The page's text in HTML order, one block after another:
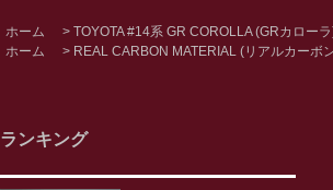
ホーム > TOYOTA #14系 GR COROLLA (GRカロー
ホーム
> REAL CARBON MATERIAL (リアルカーボ
ランキング